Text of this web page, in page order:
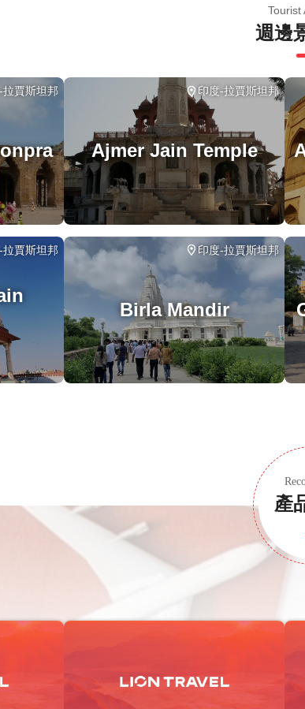
涉及適量步行；請選擇合適的鞋子
在所有天氣條件下運行；請穿著得
Tourist
週邊
拉賈斯坦邦
Ajmer Jain Temple
印度-拉賈斯坦邦
拉賈斯坦邦
Birla Mandir
印度-拉賈斯坦邦
產